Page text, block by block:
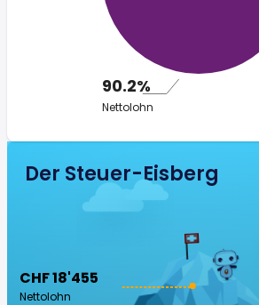
90.2%
Nettolohn
Der Steuer-Eisberg
CHF 18'455
Nettolohn